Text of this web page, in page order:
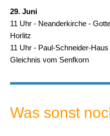
29. Juni
11 Uhr - Neanderkirche -
Horlitz
11 Uhr - Paul-Schneider-
Gleichnis vom Senfkorn
Was sonst